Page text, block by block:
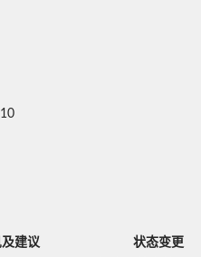
10
建议 状态变更